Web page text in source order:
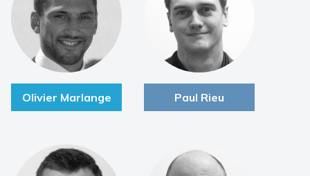
Olivier Marlange Paul Rieu